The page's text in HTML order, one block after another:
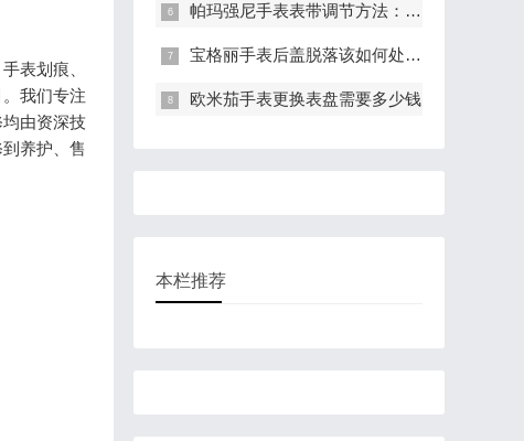
表划痕、
我们专注
由资深技
养护、售
帕玛强尼手表表带调节方法：轻松调整长度，适配手腕
宝格丽手表后盖脱落该如何处理?(表盖脱落的处理方法)
欧米茄手表更换表盘需要多少钱
本栏推荐